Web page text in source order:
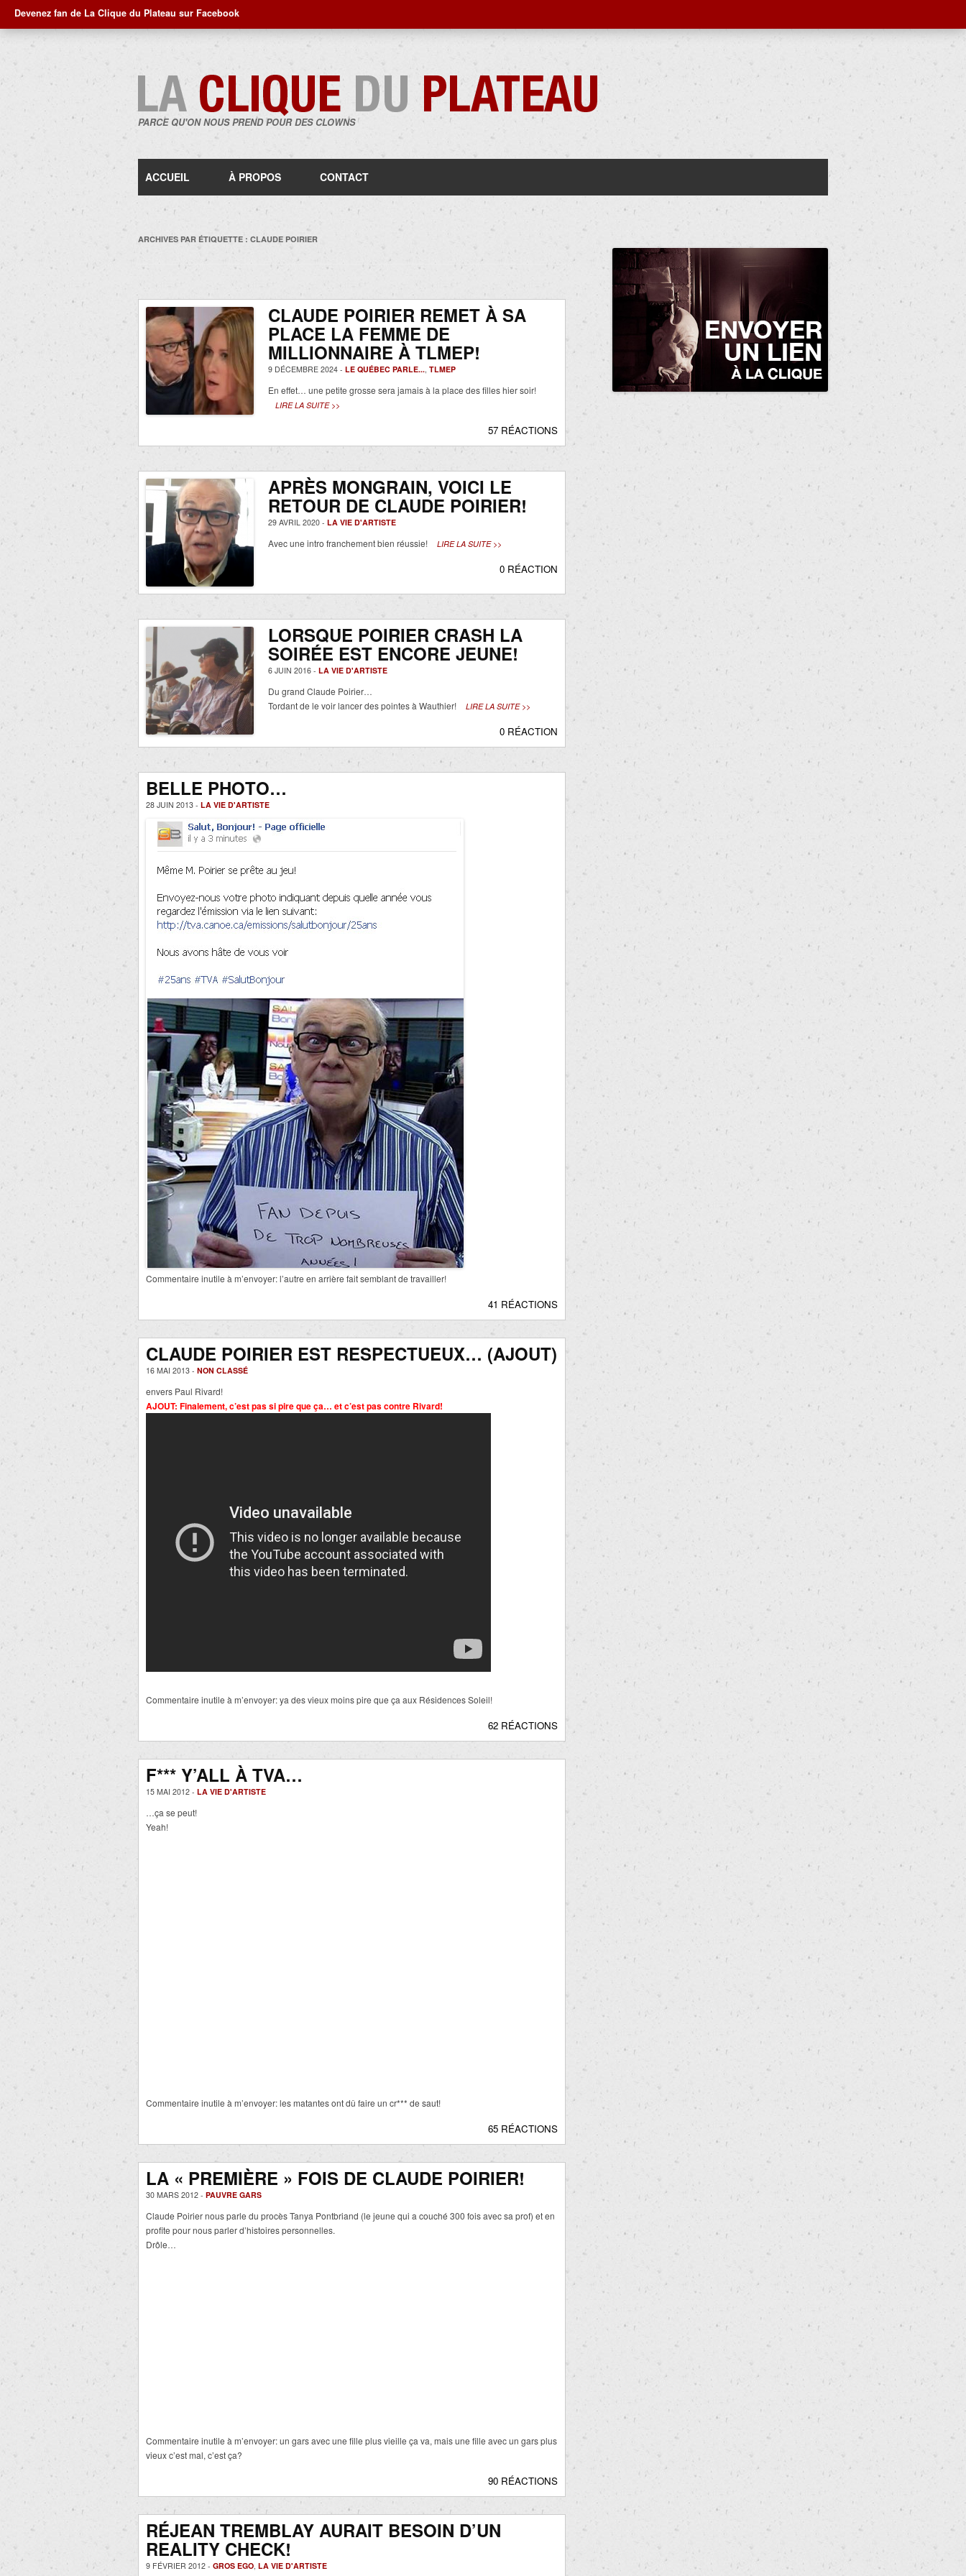
Devenez fan de La Clique du Plateau sur Facebook
PARCE QU'ON NOUS PREND POUR DES CLOWNS
au
ACCUEIL À PROPOS CONTACT
ARCHIVES PAR ÉTIQUETTE : CLAUDE POIRIER
CLAUDE POIRIER REMET À SA
PLACE LA FEMME DE
MILLIONNAIRE À TLMEP!
9 DÉCEMBRE 2024 - LE QUÉBEC PARLE..., TLMEP
En effet… une petite grosse sera jamais à la place des filles hier soir!
LIRE LA SUITE >>
57 RÉACTIONS
APRÈS MONGRAIN, VOICI LE
RETOUR DE CLAUDE POIRIER!
29 AVRIL 2020 - LA VIE D'ARTISTE
Avec une intro franchement bien réussie! LIRE LA SUITE >>
0 RÉACTION
LORSQUE POIRIER CRASH LA
SOIRÉE EST ENCORE JEUNE!
6 JUIN 2016 - LA VIE D'ARTISTE
Du grand Claude Poirier…
Tordant de le voir lancer des pointes à Wauthier!
LIRE LA SUITE >>
0 RÉACTION
BELLE PHOTO…
28 JUIN 2013 - LA VIE D'ARTISTE
Commentaire inutile à m’envoyer: l’autre en arrière fait semblant de travailler!
41 RÉACTIONS
CLAUDE POIRIER EST RESPECTUEUX… (AJOUT)
16 MAI 2013 - NON CLASSÉ
envers Paul Rivard!
AJOUT: Finalement, c’est pas si pire que ça… et c’est pas contre Rivard!
Commentaire inutile à m’envoyer: ya des vieux moins pire que ça aux Résidences Soleil!
62 RÉACTIONS
F*** Y’ALL À TVA…
15 MAI 2012 - LA VIE D'ARTISTE
…ça se peut!
Yeah!
Commentaire inutile à m’envoyer: les matantes ont dû faire un cr*** de saut!
65 RÉACTIONS
LA « PREMIÈRE » FOIS DE CLAUDE POIRIER!
30 MARS 2012 - PAUVRE GARS
Claude Poirier nous parle du procès Tanya Pontbriand (le jeune qui a couché 300 fois avec sa prof) et en
profite pour nous parler d’histoires personnelles.
Drôle…
Commentaire inutile à m’envoyer: un gars avec une fille plus vieille ça va, mais une fille avec un gars plus
vieux c’est mal, c’est ça?
90 RÉACTIONS
RÉJEAN TREMBLAY AURAIT BESOIN D’UN
REALITY CHECK!
9 FÉVRIER 2012 - GROS EGO, LA VIE D'ARTISTE